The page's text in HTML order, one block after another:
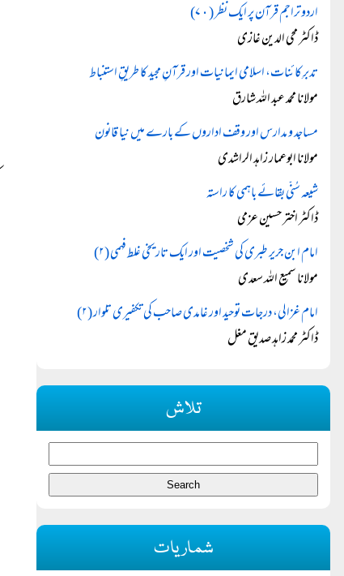
اردو تراجم قرآن پر ایک نظر (۷٠)
ڈاکٹر محی الدین غازی
تدبرِ کائنات، اسلامی ایمانیات اور قرآنِ مجید کا طریقِ استنباط
مولانا محمد عبد اللہ شارق
مساجد و مدارس اور وقف اداروں کے بارے میں نیا قانون
مولانا ابوعمار زاہد الراشدی
شیعہ سُنّی بقائے باہمی کا راستہ
ڈاکٹر اختر حسین عزمی
امام ابن جریر طبری کی شخصیت اور ایک تاریخی غلط فہمی (۲)
مولانا سمیع اللہ سعدی
امام غزالی، درجات توحید اور غامدی صاحب کی تکفیری تلوار (۲)
ڈاکٹر محمد زاہد صدیق مغل
تلاش
شماریات